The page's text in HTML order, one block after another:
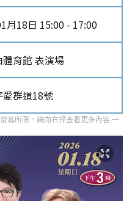
月18日 15:00 - 17:00
育館 表演場
愛群道18號